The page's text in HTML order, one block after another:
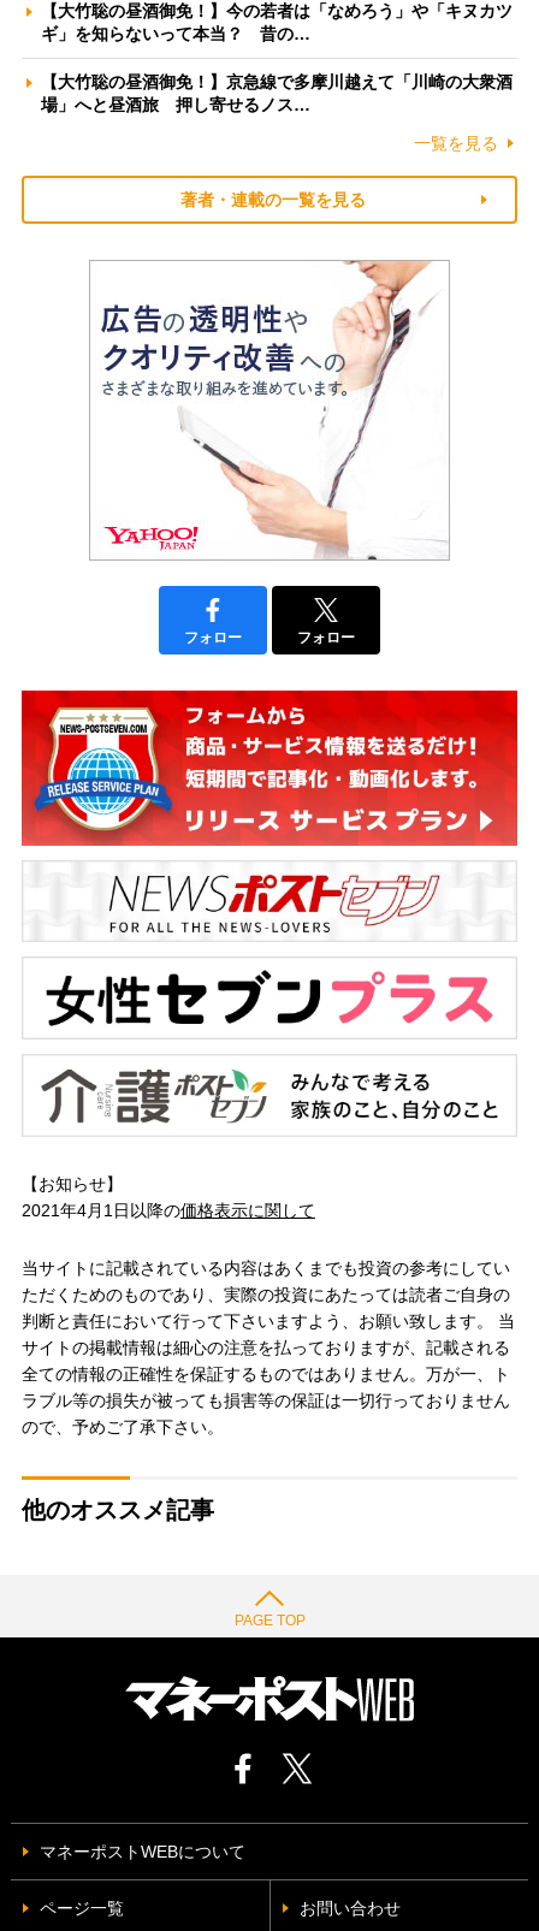
【大竹聡の昼酒御免！】今の若者は「なめろう」や「キヌカツ
ギ」を知らないって本当？ 昔の…
【大竹聡の昼酒御免！】京急線で多摩川越えて「川崎の大衆酒
場」へと昼酒旅 押し寄せるノス…
一覧を見る
著者・連載の一覧を見る
フォロー フォロー
【お知らせ】
2021年4月1日以降の価格表示に関して
当サイトに記載されている内容はあくまでも投資の参考にしてい
ただくためのものであり、実際の投資にあたっては読者ご自身の
判断と責任において行って下さいますよう、お願い致します。 当
サイトの掲載情報は細心の注意を払っておりますが、記載される
全ての情報の正確性を保証するものではありません。万が一、ト
ラブル等の損失が被っても損害等の保証は一切行っておりません
ので、予めご了承下さい。
他のオススメ記事
PAGE TOP
マネーポストWEBについて
ページ一覧 お問い合わせ